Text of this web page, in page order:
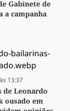
Gabinete de
a campanha
13:37
de Leonardo
ousado em